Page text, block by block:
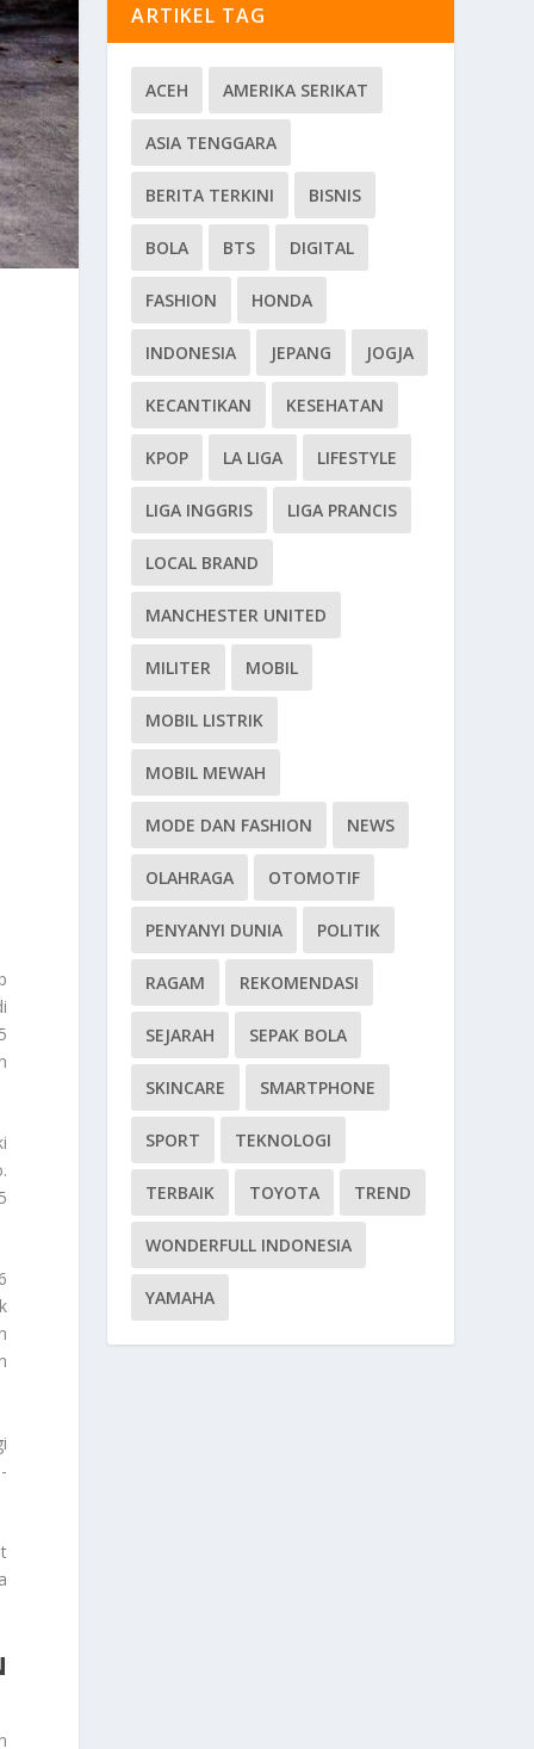
ARTIKEL TAG
ACEH AMERIKA SERIKAT
ASIA TENGGARA
BERITA TERKINI BISNIS
BOLA BTS DIGITAL
FASHION HONDA
INDONESIA JEPANG JOGJA
KECANTIKAN KESEHATAN
KPOP LA LIGA LIFESTYLE
LIGA INGGRIS LIGA PRANCIS
LOCAL BRAND
MANCHESTER UNITED
MILITER MOBIL
MOBIL LISTRIK
MOBIL MEWAH
MODE DAN FASHION NEWS
OLAHRAGA OTOMOTIF
PENYANYI DUNIA POLITIK
RAGAM REKOMENDASI
SEJARAH SEPAK BOLA
SKINCARE SMARTPHONE
SPORT TEKNOLOGI
TERBAIK TOYOTA TREND
WONDERFULL INDONESIA
YAMAHA